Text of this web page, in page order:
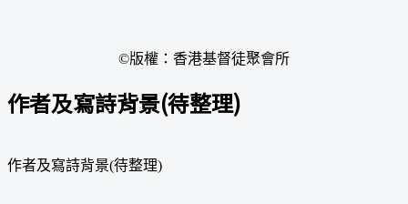
©版權：香港基督徒聚會所
作者及寫詩背景(待整理)
作者及寫詩背景(待整理)